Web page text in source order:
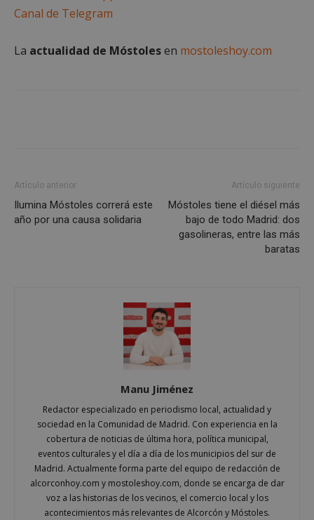
Canal de Telegram
La actualidad de Móstolesen mostoleshoy.com
Artículo anterior
Ilumina Móstoles correrá este
año por una causa solidaria
Artículo siguiente
Móstoles tiene el diésel más
bajo de todo Madrid: dos
gasolineras, entre las más
baratas
Manu Jiménez
Redactor especializado en periodismo local, actualidad y
sociedad en la Comunidad de Madrid. Con experiencia en la
cobertura de noticias de última hora, política municipal,
eventos culturales y el día a día de los municipios del sur de
Madrid. Actualmente forma parte del equipo de redacción de
alcorconhoy.com y mostoleshoy.com, donde se encarga de dar
voz a las historias de los vecinos, el comercio local y los
acontecimientos más relevantes de Alcorcón y Móstoles.
preferencias
Cookies de preferencias
Cookies de funcionalidad
Cookies no clasificadas
las cookies estrictamente necesarias.
Dominio
Cloudflare Inc.
CookieScriptConsent
CookieScript
mostoleshoy.com